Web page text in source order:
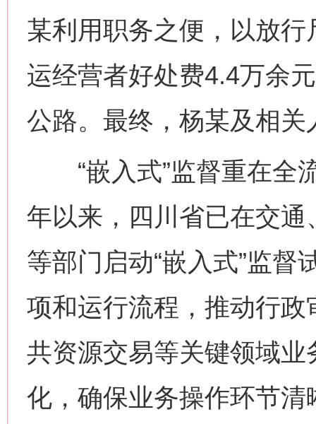
某利用职务之便，以放
运经营者好处费4.4万余
公路。最终，杨某及相
“嵌入式”监督重在全
年以来，四川省已在交
等部门启动“嵌入式”监
项和运行流程，推动行
共资源交易等关键领域
化，确保业务操作环节